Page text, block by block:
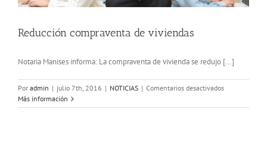
Reducción compraventa de viviendas
Notaria Manises informa: La compraventa de vivienda se redujo [...]
Por admin | julio 7th, 2016 | NOTICIAS | Comentarios desactivadosen
compraventa
Más información